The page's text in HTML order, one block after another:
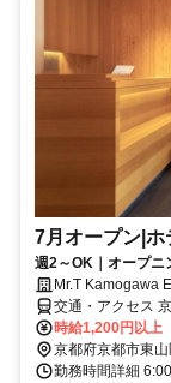
7月オープン|ホ
週2～OK｜オープニ
Mr.T Kamogawa
交通・アクセス
寺」駅 徒歩約13
時給1,200円以上
京都府京都市東山
勤務時間詳細